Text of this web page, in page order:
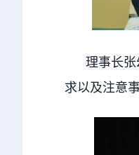
理事长张
求以及注意